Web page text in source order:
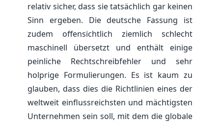
relativ sicher, dass sie tatsächlich gar keinen
Sinn ergeben. Die deutsche Fassung ist
zudem offensichtlich ziemlich schlecht
maschinell übersetzt und enthält einige
peinliche Rechtschreibfehler und sehr
holprige Formulierungen. Es ist kaum zu
glauben, dass dies die Richtlinien eines der
weltweit einflussreichsten und mächtigsten
Unternehmen sein soll, mit dem die globale